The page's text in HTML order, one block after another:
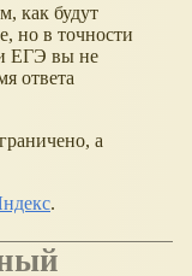
как будут
но в точности
ЕГЭ вы не
ответа
а
.